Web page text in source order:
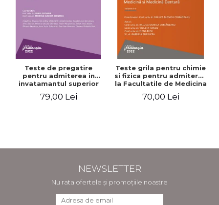
Teste de pregatire
pentru admiterea in
invatamantul superior
Daniel Cochior, Minerva
79,00 Lei
Teste grila pentru chimie
si fizica pentru admiterea
la Facultatile de Medicina
Editia a II-a - Raluca
70,00 Lei
NEWSLETTER
Nu rata ofertele și promoțiile noastre